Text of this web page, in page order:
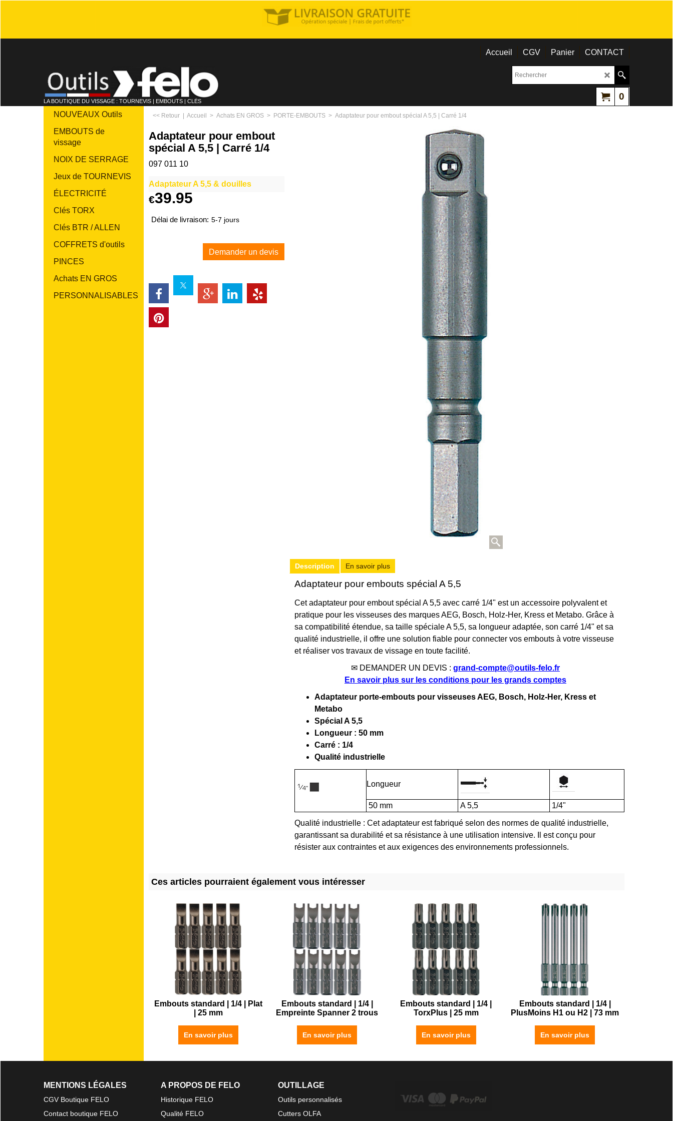
Accueil CGV Panier CONTACT
LA BOUTIQUE DU VISSAGE : TOURNEVIS | EMBOUTS | CLÉS 0
NOUVEAUX Outils
EMBOUTS de
vissage
NOIX DE SERRAGE
Jeux de TOURNEVIS
ÉLECTRICITÉ
Clés TORX
Clés BTR / ALLEN
COFFRETS d'outils
PINCES
Achats EN GROS
PERSONNALISABLES
<< Retour | Accueil > Achats EN GROS > PORTE-EMBOUTS > Adaptateur pour embout spécial A 5,5 | Carré 1/4
Adaptateur pour embout
spécial A 5,5 | Carré 1/4
097 011 10
Adaptateur A 5,5 & douilles
€39.95
Délai de livraison: 5-7 jours
Demander un devis
Description En savoir plus
Adaptateur pour embouts spécial A 5,5
Cet adaptateur pour embout spécial A 5,5 avec carré 1/4" est un accessoire polyvalent et
pratique pour les visseuses des marques AEG, Bosch, Holz-Her, Kress et Metabo. Grâce à
sa compatibilité étendue, sa taille spéciale A 5,5, sa longueur adaptée, son carré 1/4" et sa
qualité industrielle, il offre une solution fiable pour connecter vos embouts à votre visseuse
et réaliser vos travaux de vissage en toute facilité.
✉ DEMANDER UN DEVIS : grand-compte@outils-felo.fr
En savoir plus sur les conditions pour les grands comptes
Adaptateur porte-embouts pour visseuses AEG, Bosch, Holz-Her, Kress et
Metabo
Spécial A 5,5
Longueur : 50 mm
Carré : 1/4
Qualité industrielle
Longueur
50 mm A 5,5 1/4"
Qualité industrielle : Cet adaptateur est fabriqué selon des normes de qualité industrielle,
garantissant sa durabilité et sa résistance à une utilisation intensive. Il est conçu pour
résister aux contraintes et aux exigences des environnements professionnels.
Ces articles pourraient également vous intéresser
Embouts standard | 1/4 | Plat
| 25 mm
En savoir plus
Embouts standard | 1/4 |
Empreinte Spanner 2 trous
En savoir plus
Embouts standard | 1/4 |
TorxPlus | 25 mm
En savoir plus
Embouts standard | 1/4 |
PlusMoins H1 ou H2 | 73 mm
En savoir plus
MENTIONS LÉGALES
CGV Boutique FELO
Contact boutique FELO
A PROPOS DE FELO
Historique FELO
Qualité FELO
OUTILLAGE
Outils personnalisés
Cutters OLFA